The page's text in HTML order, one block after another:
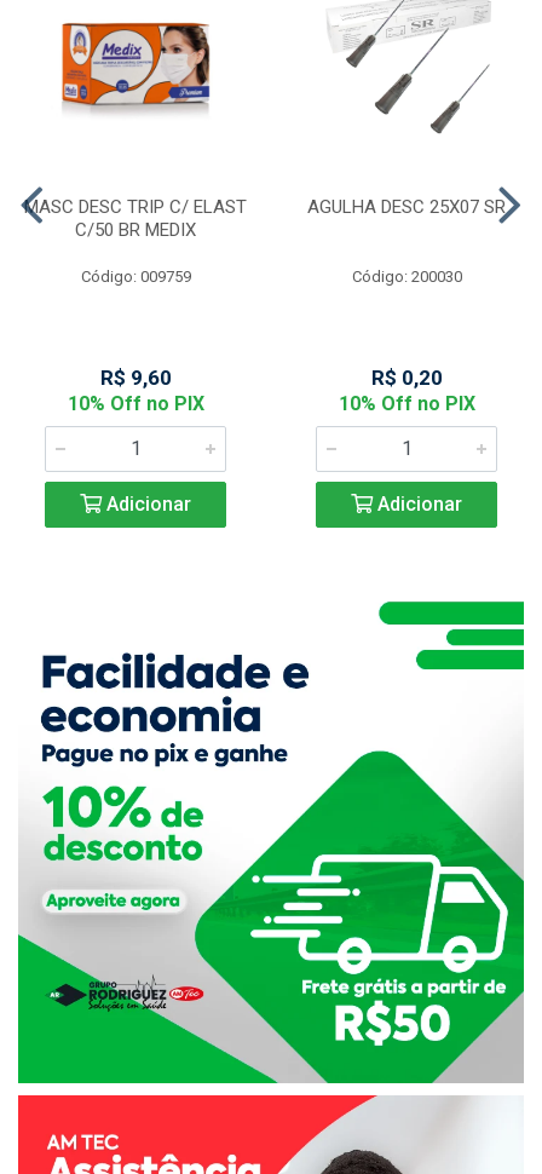
MASC DESC TRIP C/ ELAST
C/50 BR MEDIX
Código: 009759
R$ 9,60
10% Off no PIX
Adicionar
AGULHA DESC 25X07 SR
Código: 200030
R$ 0,20
10% Off no PIX
Adicionar